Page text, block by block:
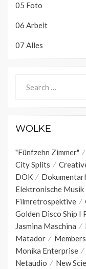
05 Foto
06 Arbeit
07 Alles
for:
WOLKE
"Fünfzehn Zimmer"
City Splits
DOK
Elektronische Musik
Filmretrospektive
Golden Disco Ship I
Jasmina Maschina
Matador
Monika Enterprise
Netaudio
New